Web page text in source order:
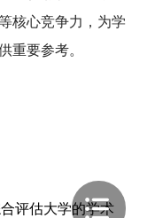
核心竞争力，为学
重要参考。
评估大学的学术